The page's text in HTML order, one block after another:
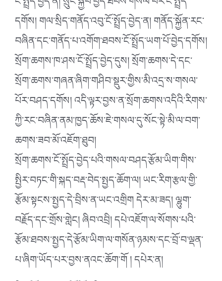
དགོས། གལ་སྲིད་གནོད་འབུ་ངོ་སྤྲོད་བྱེད་ན། གནོད་སྐྱོན་རང་
བཞིན་དང་གནོད་པ་འགོག་ཐབས་ངོ་སྤྲོད་ཡག་པོ་བྱེད་དགོས།
སྲོག་ཆགས་ཁ་ཤས་ངོ་སྤྲོད་བྱེད་དུས། སྲོག་ཆགས་དེ་དང་
སྲོག་ཆགས་གཞན་ཞིག་གཤིབ་སྡུར་གྱིས་མི་འདྲ་ས་གསལ་
པོར་བཤད་དགོས། འདི་ལྟར་བྱས་ན་སྲོག་ཆགས་འདིའི་རིགས་
ཀྱི་རང་བཞིན་ནམ་ཁྱད་ཆོས་ཇེ་གསལ་དུ་སོང་སྟེ་མི་ལ་བག་
ཆགས་ཟབ་མོ་འཇོག་ཐུབ།
སྲོག་ཆགས་ངོ་སྤྲོད་བྱེད་པའི་གསལ་བཤད་རྩོམ་ཡིག་གིས་
སྤྱིར་བཏང་གི་སྐད་བརྡ་བེད་སྤྱད་ཆོག་ལ། ཡང་རིག་རྩལ་གྱི་
རྩོམ་སྟངས་སྤྱད་དེ་བྲིས་ན་ཡང་འགྲིག དེར་མ་ཟད། ལྷུག་
བརྗོད་དང་གྲོས་གླེང། ཞིབ་འབྲི། དཔེ་འཇོག་ལ་སོགས་པའི་
རྩོམ་ཐབས་སྤྱད་དེ་རྩོམ་ཡིག་ལ་གསོན་ཉམས་དང་བྲོ་བ་ལྡན་
པ་ཞིག་ཡོད་པར་བྱས་ནའང་ཆོག་གོ ། དཔེར་ན།